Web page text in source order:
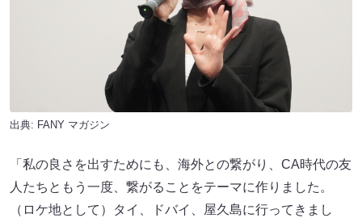
出典: FANY マガジン
「私の良さを出すためにも、海外との繋がり、CA時代の友
人たちともう一度、繋がることをテーマに作りました。
（ロケ地として）タイ、ドバイ、屋久島に行ってきまし